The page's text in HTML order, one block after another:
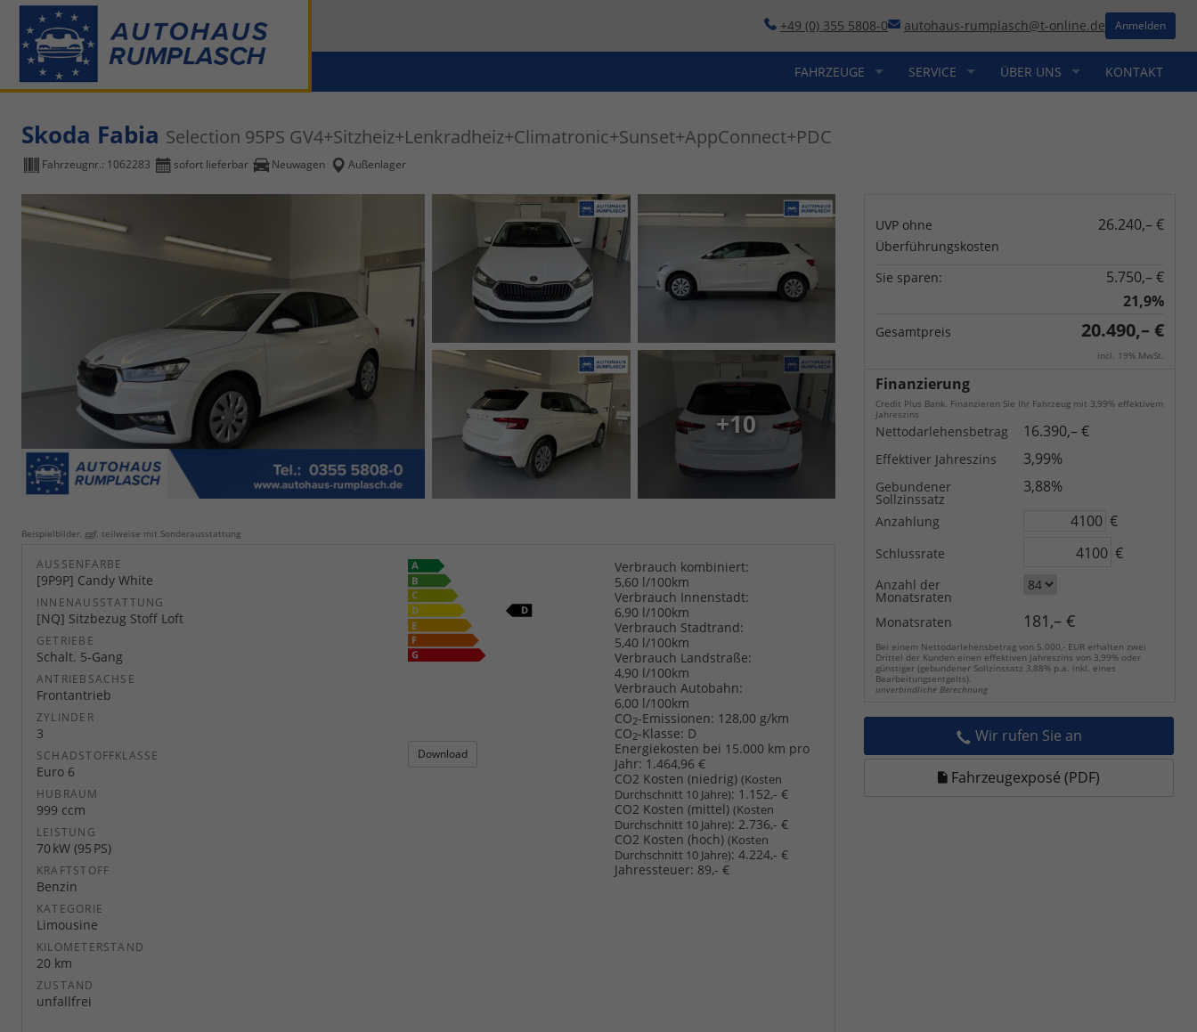
+49 (0) 355 5808-0 autohaus-rumplasch@t-online.de Anmelden
FAHRZEUGE SERVICE ÜBER UNS KONTAKT
Skoda Fabia Selection 95PS GV4+Sitzheiz+Lenkradheiz+Climatronic+Sunset+AppConnect+PDC
Fahrzeugnr.: 1062283 sofort lieferbar Neuwagen Außenlager
UVP ohne
Überführungskosten
26.240,– €
Sie sparen:
5.750,– €
21,9%
Gesamtpreis 20.490,– €
incl. 19% MwSt.
Finanzierung
Credit Plus Bank. Finanzieren Sie Ihr Fahrzeug mit 3,99% effektivem
Jahreszins
Nettodarlehensbetrag 16.390,– €
Effektiver Jahreszins 3,99%
Gebundener
Sollzinssatz
3,88%
Anzahlung €
Schlussrate €
Anzahl der
Monatsraten
Monatsraten
181,– €
Bei einem Nettodarlehensbetrag von 5.000,- EUR erhalten zwei
Drittel der Kunden einen effektiven Jahreszins von 3,99% oder
günstiger (gebundener Sollzinssatz 3,88% p.a. inkl. eines
Bearbeitungsentgelts).
unverbindliche Berechnung
Wir rufen Sie an
Fahrzeugexposé (PDF)
+10
Beispielbilder, ggf. teilweise mit Sonderausstattung
AUSSENFARBE
[9P9P] Candy White
INNENAUSSTATTUNG
[NQ] Sitzbezug Stoff Loft
GETRIEBE
Schalt. 5-Gang
ANTRIEBSACHSE
Frontantrieb
ZYLINDER
3
SCHADSTOFFKLASSE
Euro 6
HUBRAUM
999 ccm
LEISTUNG
70 kW (95 PS)
KRAFTSTOFF
Benzin
KATEGORIE
Limousine
KILOMETERSTAND
20 km
ZUSTAND
unfallfrei
Verbrauch kombiniert:
5,60 l/100km
Verbrauch Innenstadt:
6,90 l/100km
Verbrauch Stadtrand:
5,40 l/100km
Verbrauch Landstraße:
4,90 l/100km
Verbrauch Autobahn:
6,00 l/100km
CO2-Emissionen: 128,00 g/km
CO2-Klasse: D
Download
Energiekosten bei 15.000 km pro
Jahr: 1.464,96 €
CO2 Kosten (niedrig) (Kosten
Durchschnitt 10 Jahre): 1.152,- €
CO2 Kosten (mittel) (Kosten
Durchschnitt 10 Jahre): 2.736,- €
CO2 Kosten (hoch) (Kosten
Durchschnitt 10 Jahre): 4.224,- €
Jahressteuer: 89,- €